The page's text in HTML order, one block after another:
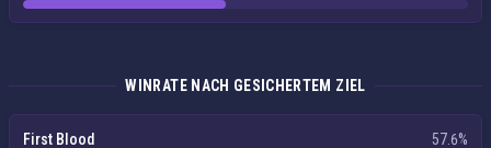
WINRATE NACH GESICHERTEM ZIEL
First Blood
57.6%